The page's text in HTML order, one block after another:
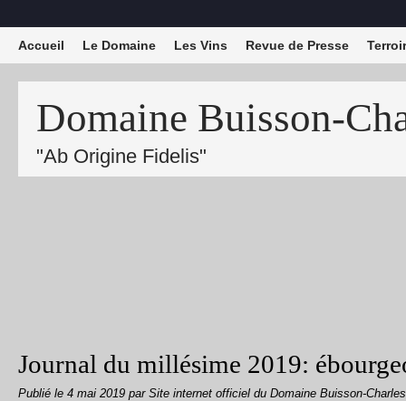
Domaine Buisson-
"Ab Origine Fidelis"
Accueil Le Domaine Les Vins Revue de Presse
Journal du millésime 2019:
Publié le 4 mai 2019 par Site internet officiel du Domaine Buisson-Charles